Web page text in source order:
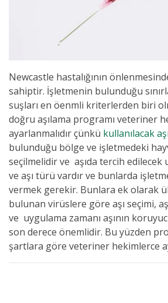
Newcastle hastalığının
sahiptir. İşletmenin bulunduğu
suşları en öenmli kriterlerden biri
doğru aşılama programı veteriner
ayarlanmalıdır çünkü kullanılacak aşı
bulunduğu bölge ve işletmedeki
seçilmelidir ve aşıda tercih edilecek
ve aşı türü vardır ve bunlarda
vermek gerekir. Bunlara ek olarak
bulunan virüslere göre aşı seçimi,
ve uygulama zamanı aşının
son derece önemlidir. Bu yüzden
şartlara göre veteriner hekimlerce